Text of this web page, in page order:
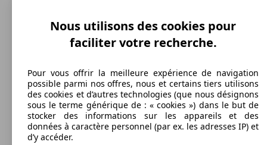
164 km/h
Vitesse maximale
Essence
Carburant
Nous utilisons des cookies pour
faciliter votre recherche.
Pour vous offrir la meilleure expérience de navigation
possible parmi nos offres, nous et certains tiers utilisons
des cookies et d’autres technologies (que nous désignons
sous le terme générique de : « cookies ») dans le but de
stocker des informations sur les appareils et des
données à caractère personnel (par ex. les adresses IP) et
d’y accéder.